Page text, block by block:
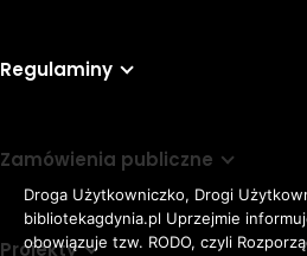
Regulaminy
Zamówienia publiczne
Projekty
Droga Użytkowniczko, Drogi
bibliotekagdynia.pl Uprzejmie
obowiązuje tzw. RODO, czyli